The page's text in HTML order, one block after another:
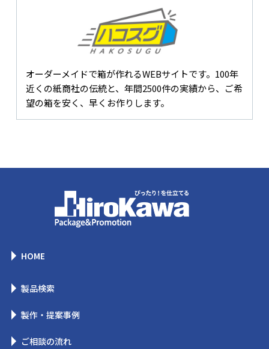
オーダーメイドで箱が作れるWEBサイトです。100年
近くの紙商社の伝統と、年間2500件の実績から、ご希
望の箱を安く、早くお作りします。
HOME
製品検索
製作・提案事例
ご相談の流れ